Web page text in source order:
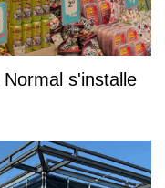
s'installe